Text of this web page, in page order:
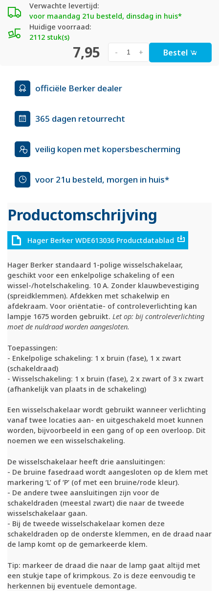
Verwachte levertijd:
voor maandag 21u besteld, dinsdag in huis*
Huidige voorraad:
2112 stuk(s)
7,95 +
- Bestel
officiële Berker dealer
365 dagen retourrecht
veilig kopen met kopersbescherming
voor 21u besteld, morgen in huis*
Productomschrijving
Hager Berker WDE613036 Productdatablad
Hager Berker standaard 1-polige wisselschakelaar,
geschikt voor een enkelpolige schakeling of een
wissel-/hotelschakeling. 10 A. Zonder klauwbevestiging
(spreidklemmen). Afdekken met schakelwip en
afdekraam. Voor oriëntatie- of controleverlichting kan
lampje 1675 worden gebruikt. Let op: bij controleverlichting
moet de nuldraad worden aangesloten.
Toepassingen:
- Enkelpolige schakeling: 1 x bruin (fase), 1 x zwart
(schakeldraad)
- Wisselschakeling: 1 x bruin (fase), 2 x zwart of 3 x zwart
(afhankelijk van plaats in de schakeling)
Een wisselschakelaar wordt gebruikt wanneer verlichting
vanaf twee locaties aan- en uitgeschakeld moet kunnen
worden, bijvoorbeeld in een gang of op een overloop. Dit
noemen we een wisselschakeling.
De wisselschakelaar heeft drie aansluitingen:
- De bruine fasedraad wordt aangesloten op de klem met
markering ‘L’ of ‘P’ (of met een bruine/rode kleur).
- De andere twee aansluitingen zijn voor de
schakeldraden (meestal zwart) die naar de tweede
wisselschakelaar gaan.
- Bij de tweede wisselschakelaar komen deze
schakeldraden op de onderste klemmen, en de draad naar
de lamp komt op de gemarkeerde klem.
Tip: markeer de draad die naar de lamp gaat altijd met
een stukje tape of krimpkous. Zo is deze eenvoudig te
herkennen bij eventuele demontage.